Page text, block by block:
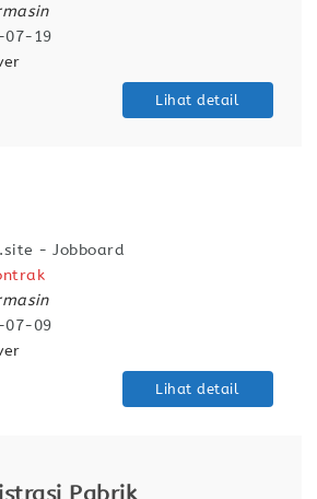
07-19
Lihat detail
- Jobboard
07-09
Lihat detail